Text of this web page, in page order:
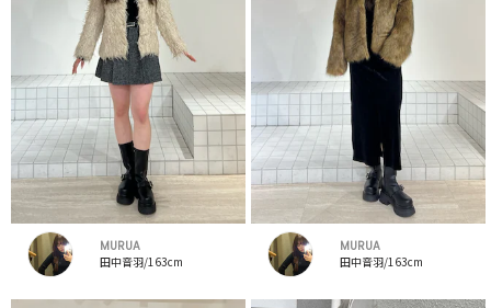
MURUA
田中音羽/163cm
MURUA
田中音羽/163cm